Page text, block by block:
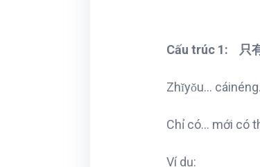
Cấu trúc 1: 只
Zhǐyǒu…
Chỉ có… mới có
Ví dụ: